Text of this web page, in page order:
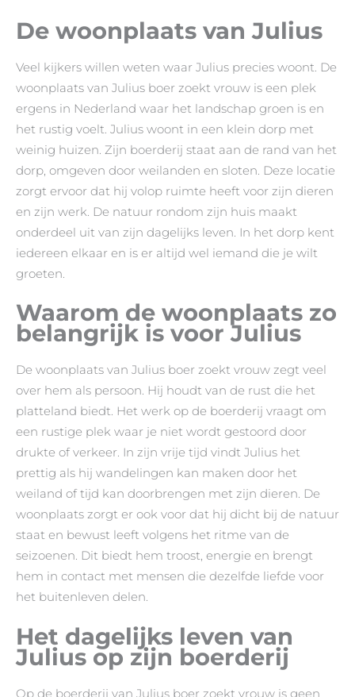
De woonplaats van Julius
Veel kijkers willen weten waar Julius precies woont. De
woonplaats van Julius boer zoekt vrouw is een plek
ergens in Nederland waar het landschap groen is en
het rustig voelt. Julius woont in een klein dorp met
weinig huizen. Zijn boerderij staat aan de rand van het
dorp, omgeven door weilanden en sloten. Deze locatie
zorgt ervoor dat hij volop ruimte heeft voor zijn dieren
en zijn werk. De natuur rondom zijn huis maakt
onderdeel uit van zijn dagelijks leven. In het dorp kent
iedereen elkaar en is er altijd wel iemand die je wilt
groeten.
Waarom de woonplaats zo
belangrijk is voor Julius
De woonplaats van Julius boer zoekt vrouw zegt veel
over hem als persoon. Hij houdt van de rust die het
platteland biedt. Het werk op de boerderij vraagt om
een rustige plek waar je niet wordt gestoord door
drukte of verkeer. In zijn vrije tijd vindt Julius het
prettig als hij wandelingen kan maken door het
weiland of tijd kan doorbrengen met zijn dieren. De
woonplaats zorgt er ook voor dat hij dicht bij de natuur
staat en bewust leeft volgens het ritme van de
seizoenen. Dit biedt hem troost, energie en brengt
hem in contact met mensen die dezelfde liefde voor
het buitenleven delen.
Het dagelijks leven van
Julius op zijn boerderij
Op de boerderij van Julius boer zoekt vrouw is geen